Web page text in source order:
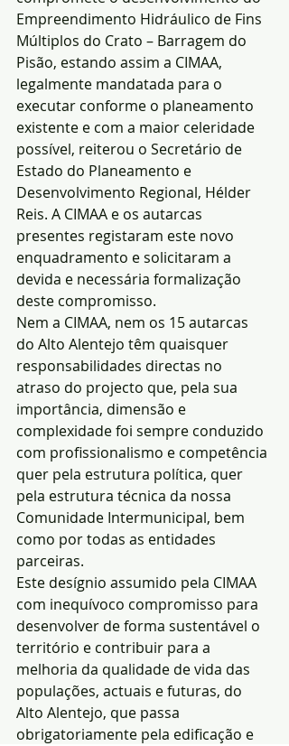
Empreendimento Hidráulico de Fins
Múltiplos do Crato – Barragem do
Pisão, estando assim a CIMAA,
legalmente mandatada para o
executar conforme o planeamento
existente e com a maior celeridade
possível, reiterou o Secretário de
Estado do Planeamento e
Desenvolvimento Regional, Hélder
Reis. A CIMAA e os autarcas
presentes registaram este novo
enquadramento e solicitaram a
devida e necessária formalização
deste compromisso.
Nem a CIMAA, nem os 15 autarcas
do Alto Alentejo têm quaisquer
responsabilidades directas no
atraso do projecto que, pela sua
importância, dimensão e
complexidade foi sempre conduzido
com profissionalismo e competência
quer pela estrutura política, quer
pela estrutura técnica da nossa
Comunidade Intermunicipal, bem
como por todas as entidades
parceiras.
Este desígnio assumido pela CIMAA
com inequívoco compromisso para
desenvolver de forma sustentável o
território e contribuir para a
melhoria da qualidade de vida das
populações, actuais e futuras, do
Alto Alentejo, que passa
obrigatoriamente pela edificação e